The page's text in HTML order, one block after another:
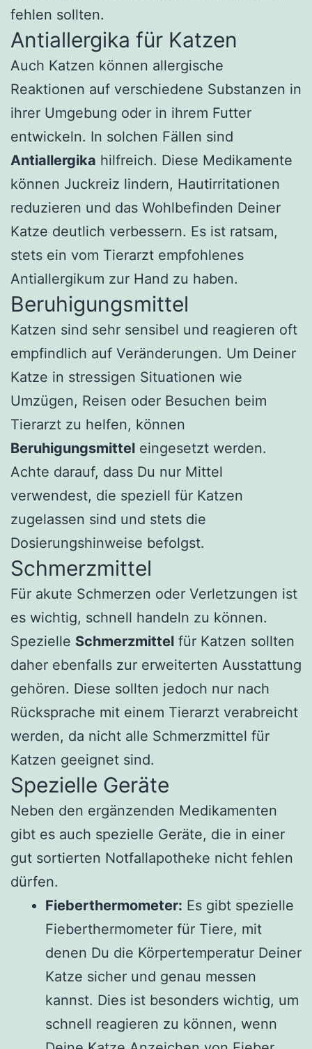
fehlen sollten.
Antiallergika für Katzen
Auch Katzen können allergische
Reaktionen auf verschiedene Substanzen in
ihrer Umgebung oder in ihrem Futter
entwickeln. In solchen Fällen sind
Antiallergika hilfreich. Diese Medikamente
können Juckreiz lindern, Hautirritationen
reduzieren und das Wohlbefinden Deiner
Katze deutlich verbessern. Es ist ratsam,
stets ein vom Tierarzt empfohlenes
Antiallergikum zur Hand zu haben.
Beruhigungsmittel
Katzen sind sehr sensibel und reagieren oft
empfindlich auf Veränderungen. Um Deiner
Katze in stressigen Situationen wie
Umzügen, Reisen oder Besuchen beim
Tierarzt zu helfen, können
Beruhigungsmittel eingesetzt werden.
Achte darauf, dass Du nur Mittel
verwendest, die speziell für Katzen
zugelassen sind und stets die
Dosierungshinweise befolgst.
Schmerzmittel
Für akute Schmerzen oder Verletzungen ist
es wichtig, schnell handeln zu können.
Spezielle Schmerzmittel für Katzen sollten
daher ebenfalls zur erweiterten Ausstattung
gehören. Diese sollten jedoch nur nach
Rücksprache mit einem Tierarzt verabreicht
werden, da nicht alle Schmerzmittel für
Katzen geeignet sind.
Spezielle Geräte
Neben den ergänzenden Medikamenten
gibt es auch spezielle Geräte, die in einer
gut sortierten Notfallapotheke nicht fehlen
dürfen.
Fieberthermometer: Es gibt spezielle
Fieberthermometer für Tiere, mit
denen Du die Körpertemperatur Deiner
Katze sicher und genau messen
kannst. Dies ist besonders wichtig, um
schnell reagieren zu können, wenn